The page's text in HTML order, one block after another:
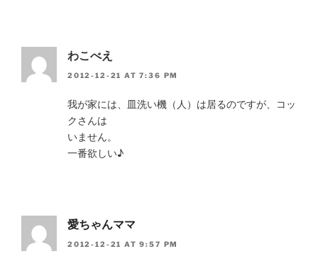
わこべえ
2012-12-21 AT 7:36 PM
我が家には、皿洗い機（人）は居るのですが、コッ
クさんは
いません。
一番欲しい♪
愛ちゃんママ
2012-12-21 AT 9:57 PM